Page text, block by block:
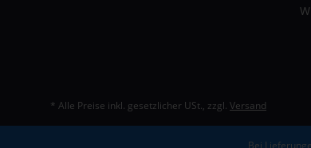
* Alle Preise inkl. gesetzlicher USt., zzgl. Versand
Bei